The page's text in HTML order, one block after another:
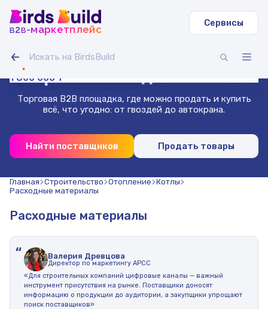
b2b-маркетплейс
Сервисы
Гусеничный экскаватор Volvo EC
54 000 000 ₸
Зерносмесь овес-горох (20 т)
1 400 000 ₸
Доска сухая строганная 40х140х3000 (1000 шт.)
500 000 ₸
Труба профильная 40х40х2 мм квадратная 3 м (500
шт)
1 800 000 ₸
Проволока нержавеющая 1.8 мм 50 м
Гибкая битумная черепица, сальса
Маркетплейс
Торговая B2B площадка, где можно продать и купить
всё, что угодно: от гвоздей до автокрана.
Найти поставщиков Продать товары
Главная Строительство Отопление Котлы
Расходные материалы
Расходные материалы
“ Валерия Древцова
Директор по маркетингу АРСС
«Для строительных компаний цифровые каналы — важный
инструмент присутствия на рынке. Поставщики доносят
информацию о продукции до аудитории, а закупщики упрощают
поиск поставщиков»